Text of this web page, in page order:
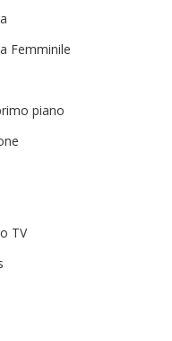
Femminile
piano
TV